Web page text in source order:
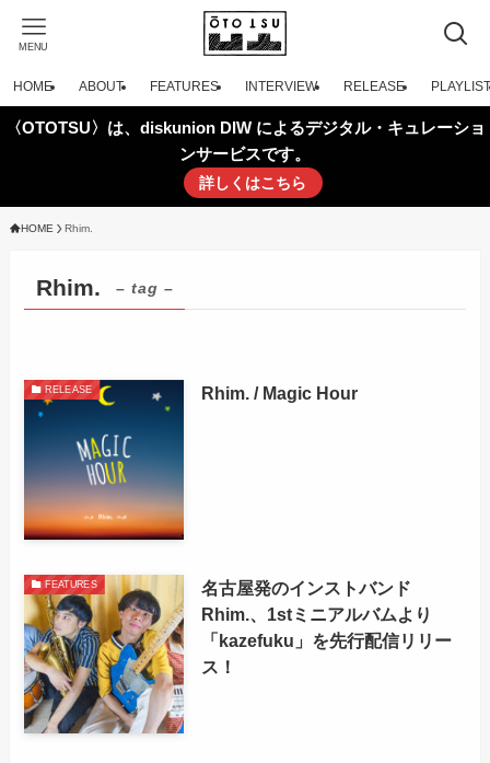
MENU
HOME ABOUT FEATURES INTERVIEW RELEASE PLAYLIST
〈OTOTSU〉は、diskunion DIW によるデジタル・キュレーショ
ンサービスです。
詳しくはこちら
HOME Rhim.
Rhim. – tag –
RELEASE Rhim. / Magic Hour
FEATURES
名古屋発のインストバンド
Rhim.、1stミニアルバムより
「kazefuku」を先行配信リリー
ス！